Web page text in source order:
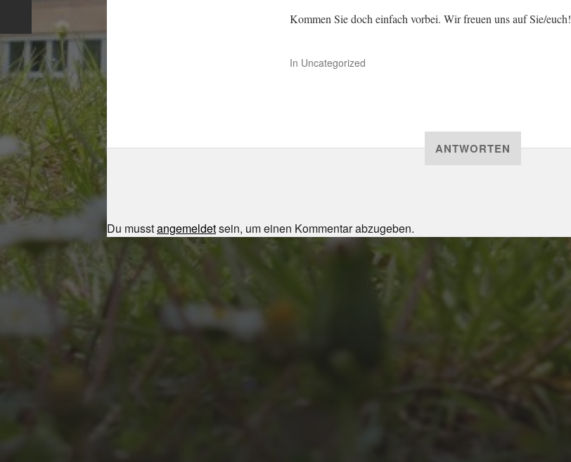
Kommen Sie doch einfach vorbei. Wir freuen uns auf Sie/euch!
In Uncategorized
ANTWORTEN
Du musstangemeldetsein, um einen Kommentar abzugeben.